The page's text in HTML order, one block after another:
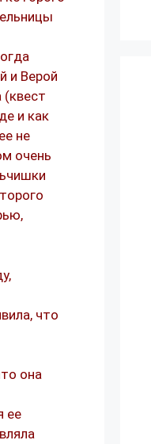
и Верой
(квест
и как
не
очень
что
она
ее